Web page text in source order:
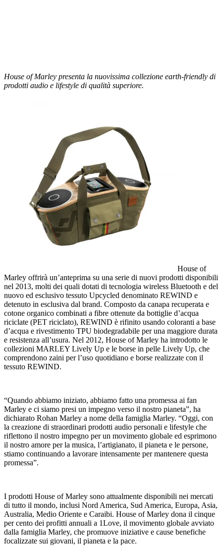
House of Marley presenta la nuovissima collezione earth-friendly di
prodotti audio e lifestyle di qualità superiore.
House of
Marley offrirà un’anteprima su una serie di nuovi prodotti disponibili
nel 2013, molti dei quali dotati di tecnologia wireless Bluetooth e del
nuovo ed esclusivo tessuto Upcycled denominato REWIND e
detenuto in esclusiva dal brand. Composto da canapa recuperata e
cotone organico combinati a fibre ottenute da bottiglie d’acqua
riciclate (PET riciclato), REWIND è rifinito usando coloranti a base
d’acqua e rivestimento TPU biodegradabile per una maggiore durata
e resistenza all’usura. Nel 2012, House of Marley ha introdotto le
collezioni MARLEY Lively Up e le borse in pelle Lively Up, che
comprendono zaini per l’uso quotidiano e borse realizzate con il
tessuto REWIND.
“Quando abbiamo iniziato, abbiamo fatto una promessa ai fan
Marley e ci siamo presi un impegno verso il nostro pianeta”, ha
dichiarato Rohan Marley a nome della famiglia Marley. “Oggi, con
la creazione di straordinari prodotti audio personali e lifestyle che
riflettono il nostro impegno per un movimento globale ed esprimono
il nostro amore per la musica, l’artigianato, il pianeta e le persone,
stiamo continuando a lavorare intensamente per mantenere questa
promessa”.
I prodotti House of Marley sono attualmente disponibili nei mercati
di tutto il mondo, inclusi Nord America, Sud America, Europa, Asia,
Australia, Medio Oriente e Caraibi. House of Marley dona il cinque
per cento dei profitti annuali a 1Love, il movimento globale avviato
dalla famiglia Marley, che promuove iniziative e cause benefiche
focalizzate sui giovani, il pianeta e la pace.